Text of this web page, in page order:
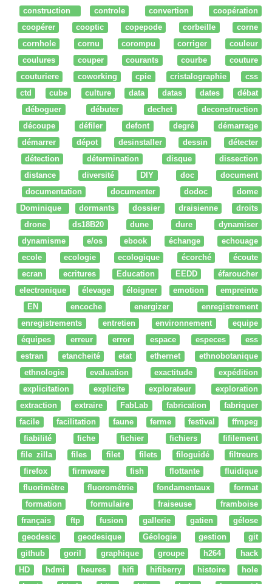
construction
controle convertion
coopération
coopérer
cooptic copepode corbeille
corne
cornhole
cornu corompu corriger
couleur
coulures
couper courants courbe
couture
couturiere
coworking cpie cristalographie
css
ctd
cube culture data datas dates
débat
déboguer
débuter dechet
deconstruction
découpe
défiler defont degré
démarrage
démarrer
dépot desinstaller dessin
détecter
détection
détermination disque
dissection
distance
diversité DIY doc
document
documentation
documenter dodoc
dome
Dominique
dormants dossier draisienne
droits
drone
ds18B20 dune dure
dynamiser
dynamisme
e/os ebook échange
echouage
ecole
ecologie ecologique écorché
écoute
ecran
ecritures Education EEDD
éfaroucher
electronique
élevage éloigner emotion
empreinte
EN
encoche energizer
enregistrement
enregistrements
entretien environnement
equipe
équipes
erreur error espace especes
ess
estran
etancheité etat ethernet
ethnobotanique
ethnologie
evaluation exactitude
expédition
explicitation
explicite explorateur
exploration
extraction
extraire FabLab fabrication
fabriquer
facile
facilitation faune ferme festival
ffmpeg
fiabilité
fiche fichier fichiers
fifilement
file zilla
files filet filets filoguidé
filtreurs
firefox
firmware fish flottante
fluidique
fluorimètre
fluorométrie fondamentaux
format
formation
formulaire fraiseuse
framboise
français
ftp fusion gallerie gatien
gélose
geodesic
geodesique Géologie gestion
git
github
goril graphique groupe h264
hack
HD
hdmi heures hifi hifiberry histoire
hole